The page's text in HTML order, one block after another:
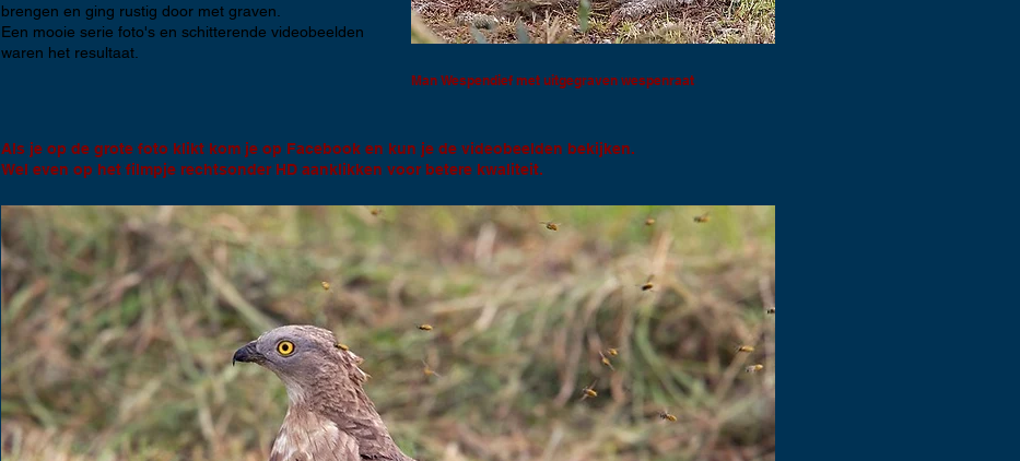
brengen en ging rustig door met graven.
Een mooie serie foto's en schitterende videobeelden
waren het resultaat.
Man Wespendief met uitgegraven wespenraat
Als je op de grote foto klikt kom je op Facebook en kun je de videobeelden bekijken.
Wel even op het filmpje rechtsonder HD aanklikken voor betere kwaliteit.